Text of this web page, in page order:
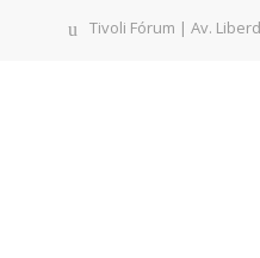
Tivoli Fórum | Av.